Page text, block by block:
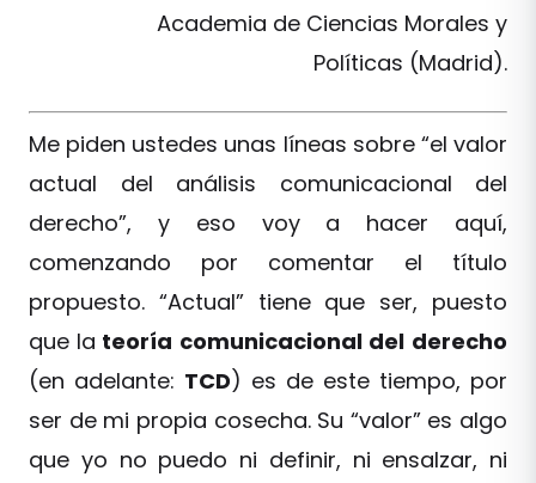
Academia de Ciencias Morales y
Políticas (Madrid).
Me piden ustedes unas líneas sobre “el valor
actual del análisis comunicacional del
derecho”, y eso voy a hacer aquí,
comenzando por comentar el título
propuesto. “Actual” tiene que ser, puesto
que la teoría comunicacional del derecho
(en adelante: TCD) es de este tiempo, por
ser de mi propia cosecha. Su “valor” es algo
que yo no puedo ni definir, ni ensalzar, ni